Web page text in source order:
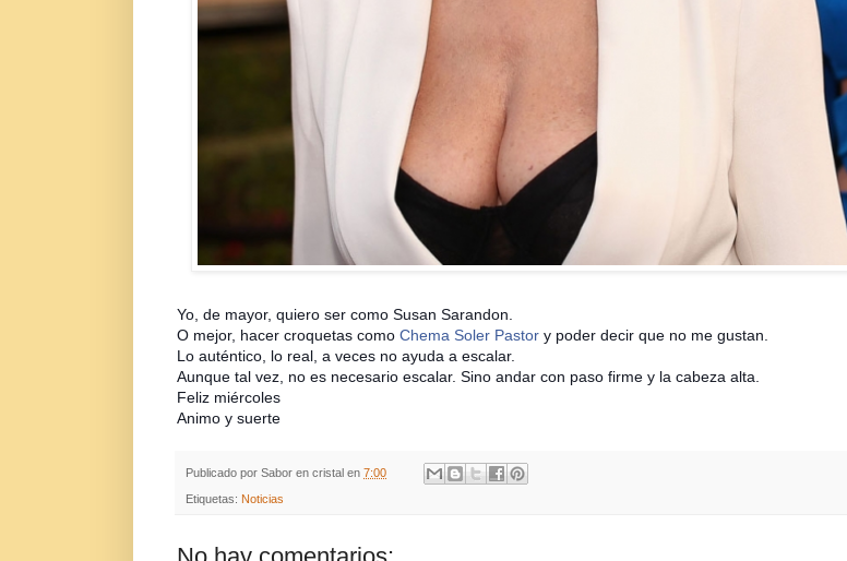
Yo, de mayor, quiero ser como Susan Sarandon.
O mejor, hacer croquetas como Chema Soler Pastor y poder decir que no me gustan.
Lo auténtico, lo real, a veces no ayuda a escalar.
Aunque tal vez, no es necesario escalar. Sino andar con paso firme y la cabeza alta.
Feliz miércoles
Animo y suerte
Publicado por Sabor en cristal en 7:00
Etiquetas: Noticias